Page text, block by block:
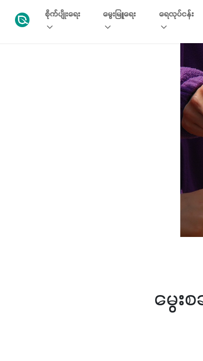
စိုက်ပျိုးရေး မွေးမြူရေး ရေလုပ်ငန်း
မွေး